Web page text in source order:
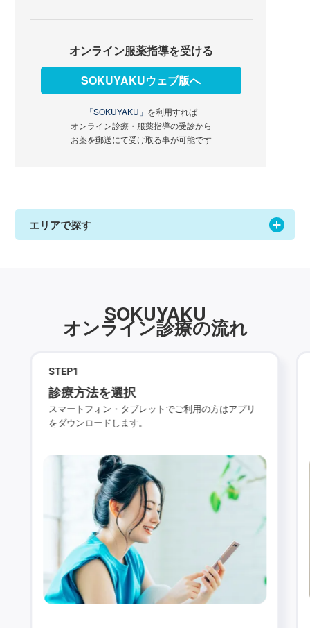
オンライン服薬指導を受ける
SOKUYAKUウェブ版へ
「SOKUYAKU」 を利用すれば
オンライン診療・服薬指導の受診から
お薬を郵送にて受け取る事が可能です
エリアで探す
SOKUYAKU
オンライン診療の流れ
STEP1
診療方法を選択
スマートフォン・タブレットでご利用の方はアプリ
をダウンロードします。